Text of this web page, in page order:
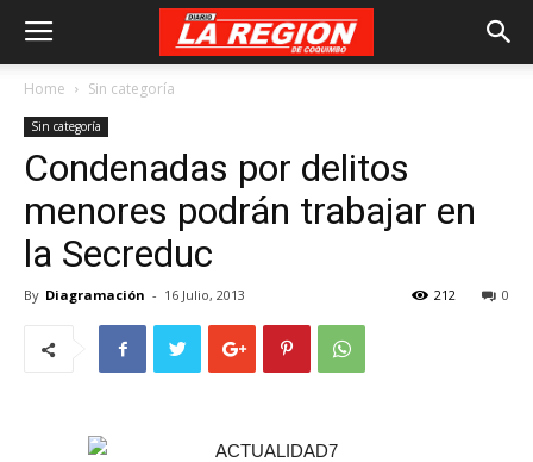
Home Sin categoría
Sin categoría
Condenadas por delitos
menores podrán trabajar en
la Secreduc
By Diagramación - 16 Julio, 2013 0
212